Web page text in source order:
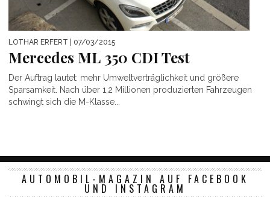
LOTHAR ERFERT | 07/03/2015
Mercedes ML 350 CDI Test
Der Auftrag lautet: mehr Umweltverträglichkeit und größere
Sparsamkeit. Nach über 1,2 Millionen produzierten Fahrzeugen
schwingt sich die M-Klasse...
AUTOMOBIL-MAGAZIN AUF FACEBOOK
UND INSTAGRAM